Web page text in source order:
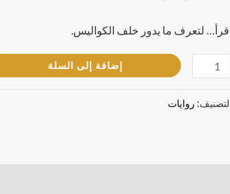
لتعرف ما يدور خلف الكواليس.
إضافة إلى السلة
روايات